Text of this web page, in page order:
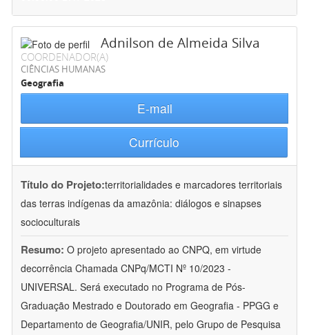
Adnilson de Almeida Silva
COORDENADOR(A)
CIÊNCIAS HUMANAS
Geografia
E-mail
Currículo
Título do Projeto:territorialidades e marcadores territoriais
das terras indígenas da amazônia: diálogos e sinapses
socioculturais
Resumo: O projeto apresentado ao CNPQ, em virtude
decorrência Chamada CNPq/MCTI Nº 10/2023 -
UNIVERSAL. Será executado no Programa de Pós-
Graduação Mestrado e Doutorado em Geografia - PPGG e
Departamento de Geografia/UNIR, pelo Grupo de Pesquisa